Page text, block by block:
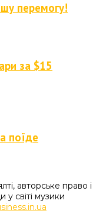
перемогу!
за $15
поїде
авторське право і
у світі музики